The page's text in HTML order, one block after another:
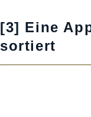
[3] Eine
sortiert